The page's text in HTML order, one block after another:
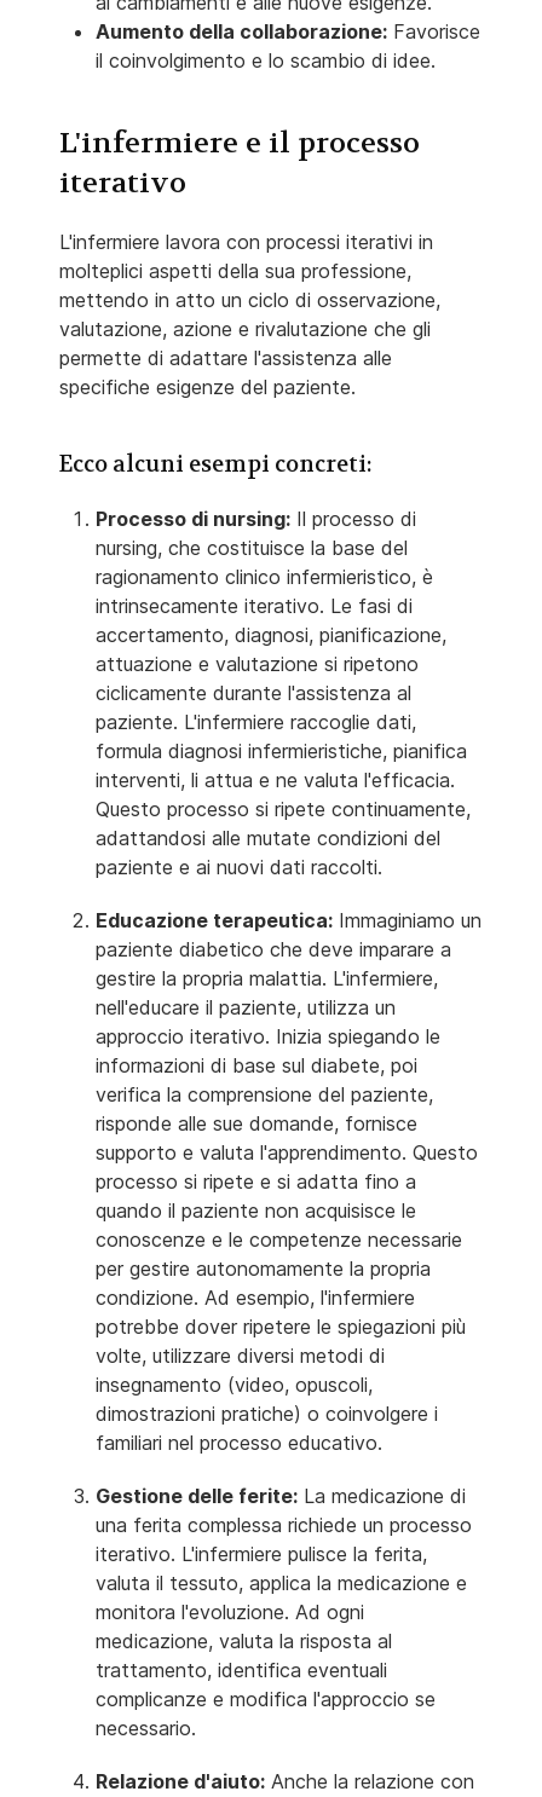
Aumento della collaborazione: Favorisce
il coinvolgimento e lo scambio di idee.
L'infermiere e il processo
iterativo
L'infermiere lavora con processi iterativi in
molteplici aspetti della sua professione,
mettendo in atto un ciclo di osservazione,
valutazione, azione e rivalutazione che gli
permette di adattare l'assistenza alle
specifiche esigenze del paziente.
Ecco alcuni esempi concreti:
Processo di nursing: Il processo di
nursing, che costituisce la base del
ragionamento clinico infermieristico, è
intrinsecamente iterativo. Le fasi di
accertamento, diagnosi, pianificazione,
attuazione e valutazione si ripetono
ciclicamente durante l'assistenza al
paziente. L'infermiere raccoglie dati,
formula diagnosi infermieristiche, pianifica
interventi, li attua e ne valuta l'efficacia.
Questo processo si ripete continuamente,
adattandosi alle mutate condizioni del
paziente e ai nuovi dati raccolti.
Educazione terapeutica: Immaginiamo un
paziente diabetico che deve imparare a
gestire la propria malattia. L'infermiere,
nell'educare il paziente, utilizza un
approccio iterativo. Inizia spiegando le
informazioni di base sul diabete, poi
verifica la comprensione del paziente,
risponde alle sue domande, fornisce
supporto e valuta l'apprendimento. Questo
processo si ripete e si adatta fino a
quando il paziente non acquisisce le
conoscenze e le competenze necessarie
per gestire autonomamente la propria
condizione. Ad esempio, l'infermiere
potrebbe dover ripetere le spiegazioni più
volte, utilizzare diversi metodi di
insegnamento (video, opuscoli,
dimostrazioni pratiche) o coinvolgere i
familiari nel processo educativo.
Gestione delle ferite: La medicazione di
una ferita complessa richiede un processo
iterativo. L'infermiere pulisce la ferita,
valuta il tessuto, applica la medicazione e
monitora l'evoluzione. Ad ogni
medicazione, valuta la risposta al
trattamento, identifica eventuali
complicanze e modifica l'approccio se
necessario.
Relazione d'aiuto: Anche la relazione con